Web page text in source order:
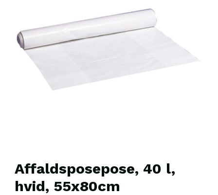
Affaldsposepose, 40 l,
hvid, 55x80cm